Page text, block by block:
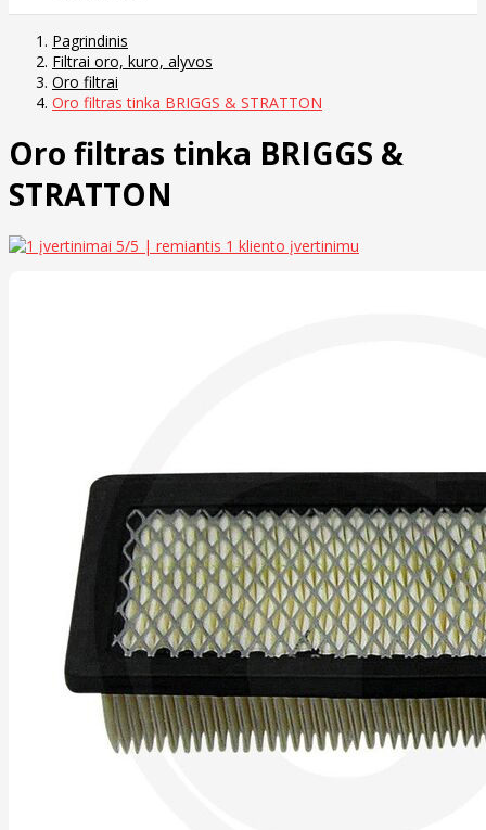
Pagrindinis
Filtrai oro, kuro, alyvos
Oro filtrai
Oro filtras tinka BRIGGS & STRATTON
Oro filtras tinka BRIGGS &
STRATTON
5/5 | remiantis 1 kliento įvertinimu